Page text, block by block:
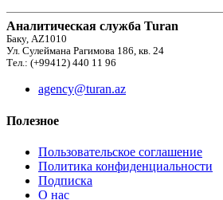
Аналитическая служба Turan
Баку, AZ1010
Ул. Сулеймана Рагимова 186, кв. 24
Тел.: (+99412) 440 11 96
agency@turan.az
Полезное
Пользовательское соглашение
Политика конфиденциальности
Подписка
О нас